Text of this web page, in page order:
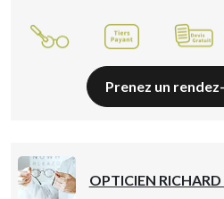
Prenez un
OPTICIEN